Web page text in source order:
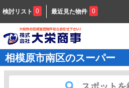
検討リスト 0 最近見た物件 0
相模原市南区のスーパー